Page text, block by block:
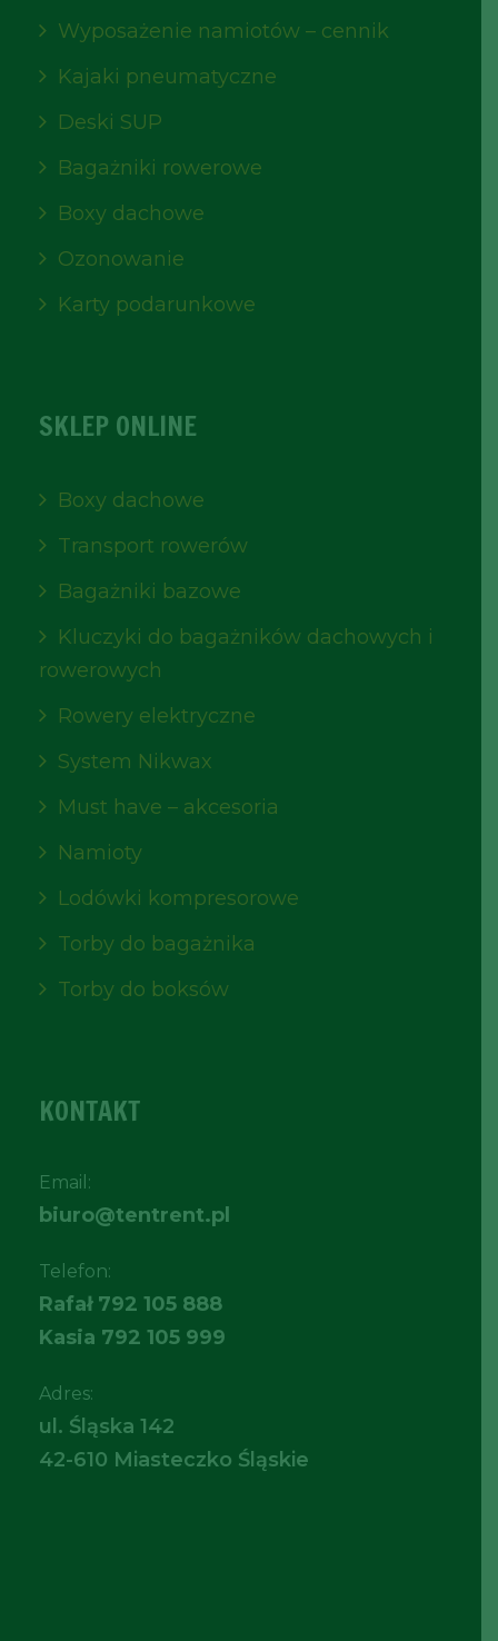
Wyposażenie namiotów – cennik
Kajaki pneumatyczne
Deski SUP
Bagażniki rowerowe
Boxy dachowe
Ozonowanie
Karty podarunkowe
SKLEP ONLINE
Boxy dachowe
Transport rowerów
Bagażniki bazowe
Kluczyki do bagażników dachowych i
rowerowych
Rowery elektryczne
System Nikwax
Must have – akcesoria
Namioty
Lodówki kompresorowe
Torby do bagażnika
Torby do boksów
KONTAKT
Email:
biuro@tentrent.pl
Telefon:
Rafał 792 105 888
Kasia 792 105 999
Adres:
ul. Śląska 142
42-610 Miasteczko Śląskie